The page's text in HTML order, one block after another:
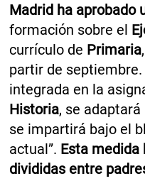
Madrid ha aprobado
formación sobre el
currículo de Primaria,
partir de
integrada en la
Historia, se
se impartirá bajo el
actual”. Esta medida
divididas entre